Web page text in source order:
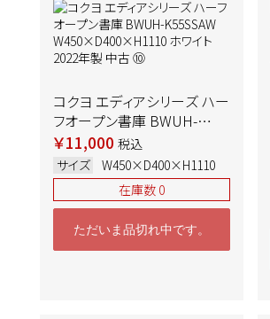
コクヨ エディアシリーズ ハー
フオープン書庫 BWUH-
K55SSAW
W450×D400×H1110 ホワ
イト 2022年製 中古 ➉
￥11,000 税込
サイズ
W450×D400×H1110
在庫数 0
ただいま品切れ中です。